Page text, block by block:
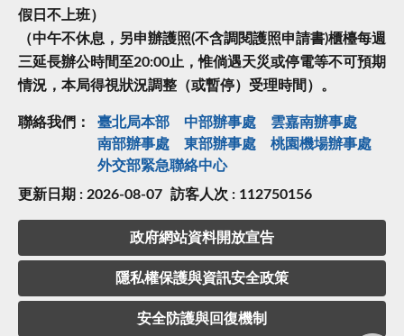
假日不上班）
（中午不休息，另申辦護照(不含調閱護照申請書)櫃檯每週
三延長辦公時間至20:00止，惟倘遇天災或停電等不可預期
情況，本局得視狀況調整（或暫停）受理時間）。
聯絡我們： 臺北局本部 中部辦事處
雲嘉南辦事處
南部辦事處
東部辦事處
桃園機場辦事處
外交部緊急聯絡中⼼
更新日期 : 2026-08-07 訪客人次 : 112750156
政府網站資料開放宣告
隱私權保護與資訊安全政策
安全防護與回復機制